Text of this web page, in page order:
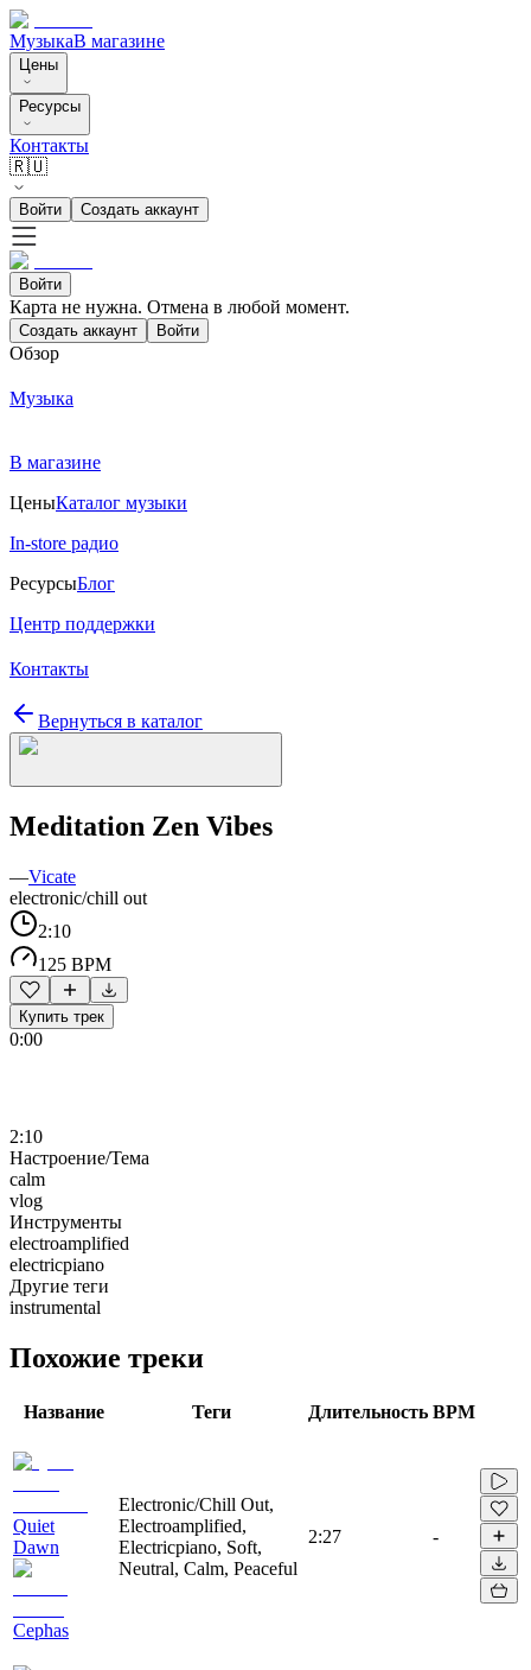
МузыкаВ магазине
Цены
Ресурсы
Контакты
🇷🇺
Войти Создать аккаунт
Войти
Карта не нужна. Отмена в любой момент.
Создать аккаунт Войти
Обзор
Музыка
В магазине
ЦеныКаталог музыки
In-store радио
РесурсыБлог
Центр поддержки
Контакты
Вернуться в каталог
Meditation Zen Vibes
—Vicate
electronic/chill out
2:10
125 BPM
Купить трек
0:00
2:10
Настроение/Тема
calm
vlog
Инструменты
electroamplified
electricpiano
Другие теги
instrumental
Похожие треки
Название Теги Длительность BPM
Quiet
Dawn
Cephas
Electronic/Chill Out,
Electroamplified,
Electricpiano, Soft,
Neutral, Calm, Peaceful
2:27 -